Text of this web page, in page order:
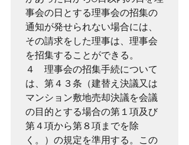
事会の日とする理事会の招集の
通知が発せられない場合には、
その請求をした理事は、理事会
を招集することができる。
４　理事会の招集手続について
は、第４３条（建替え決議又は
マンション敷地売却決議を会議
の目的とする場合の第１項及び
第４項から第８項までを除
く。）の規定を準用する。この